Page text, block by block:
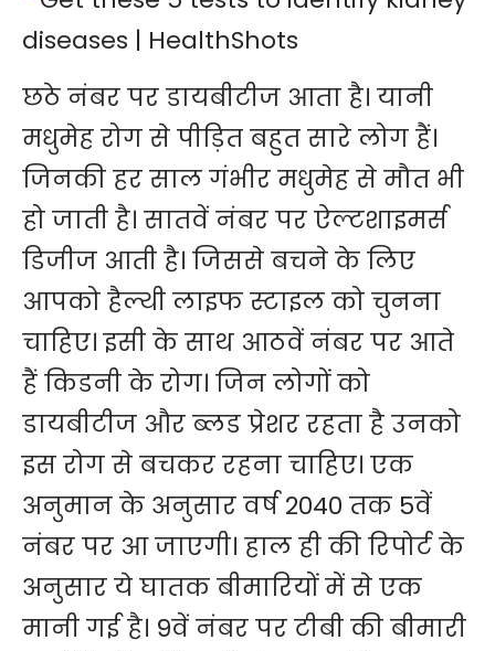
छठे नंबर पर डायबीटीज आता है। यानी
मधुमेह रोग से पीड़ित बहुत सारे लोग हैं।
जिनकी हर साल गंभीरमधुमेहसे मौत भी
हो जाती है। सातवें नंबर पर ऐल्टशाइमर्स
डिजीज आती है। जिससे बचने के लिए
आपको हैल्थी लाइफ स्टाइल को चुनना
चाहिए। इसी के साथ आठवें नंबर पर आते
हैं किडनी के रोग। जिन लोगों को
डायबीटीज और ब्लड प्रेशर रहता है उनको
इस रोग से बचकर रहना चाहिए। एक
अनुमान के अनुसार वर्ष 2040 तक 5वें
नंबर पर आ जाएगी। हाल ही की रिपोर्ट के
अनुसार ये घातक बीमारियों में से एक
मानी गई है। 9वें नंबर पर टीबी की बीमारी